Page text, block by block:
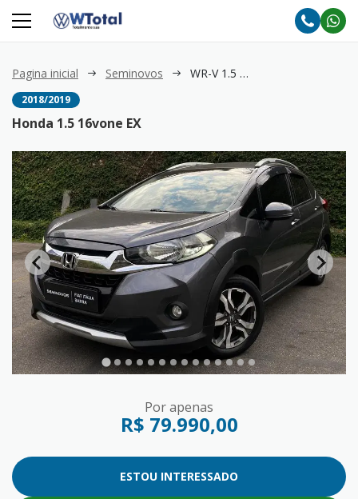
Pagina inicial Seminovos WR-V 1.5 16vone EX
2018/2019
Honda 1.5 16vone EX
Por apenas
R$ 79.990,00
ESTOU INTERESSADO